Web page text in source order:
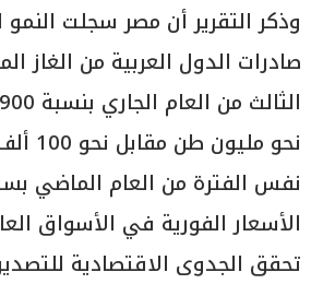
وذكر التقرير أن مصر سجلت
صادرات الدول العربية من الغاز
نحو
نفس الفترة من العام الماضي
الأسعار الفورية في الأسواق
تحقق الجدوى الاقتصادية